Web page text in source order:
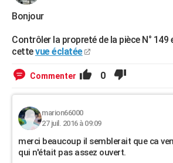
Bonjour
Contrôler la propreté de la pièce N° 149
cettevue éclatée
Commenter 0
marion66000
27 juil. 2016 à 09:09
merci beaucoup il semblerait que ca
qui n'était pas assez ouvert.